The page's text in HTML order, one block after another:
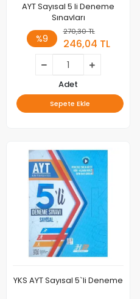
AYT Sayısal 5 li Deneme
Sınavları
%9
270,30 TL
246,04 TL
Adet
Sepete Ekle
YKS AYT Sayısal 5`li Deneme